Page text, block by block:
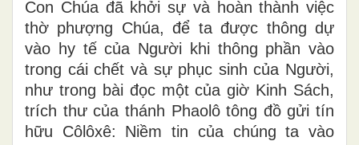
thể nhân loại.
Con Chúa đã khởi sự và hoàn thành việc
thờ phượng Chúa, để ta được thông dự
vào hy tế của Người khi thông phần vào
trong cái chết và sự phục sinh của Người,
như trong bài đọc một của giờ Kinh Sách,